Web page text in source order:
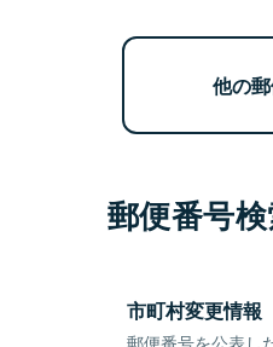
他の
郵便番号
市町村変更情報